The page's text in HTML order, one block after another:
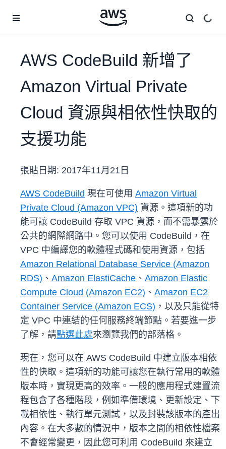
AWS CodeBuild 新增了
Amazon Virtual Private
Cloud 資源與相依性快取的
支援功能
張貼日期: 2017年11月21日
AWS CodeBuild 現在可使用 Amazon Virtual
Private Cloud (Amazon VPC) 資源。這項新的功
能可讓 CodeBuild 存取 VPC 資源，而不需暴露於
公共的網際網路中。您可以使用 CodeBuild，在
VPC 中編譯您的軟體程式碼和使用資源，包括
Amazon Relational Database Service (Amazon
RDS) 、 Amazon ElastiCache 、 Amazon Elastic
Compute Cloud (Amazon EC2) 、 Amazon EC2
Container Service (Amazon ECS) ，以及只能從特
定 VPC 中連結的任何服務終端節點。若要進一步
了解，請點選此處來瀏覽我們的部落格。
現在，您可以在 AWS CodeBuild 中建立版本相依
性的快取。這項新的功能可讓您在執行常用的軟體
版本時，實現更高的效率。一般的應用程式建置流
程包含了各種階段，例如準備環境、更新設定、下
載相依性、執行單元測試，以及封裝該版本的產出
內容。在大多數的情況中，版本之間的相依性檔案
不會經常變更，因此您可利用 CodeBuild 來建立